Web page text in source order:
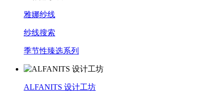
雅娜纱线
纱线搜索
季节性臻选系列
ALFANITS 设计工坊